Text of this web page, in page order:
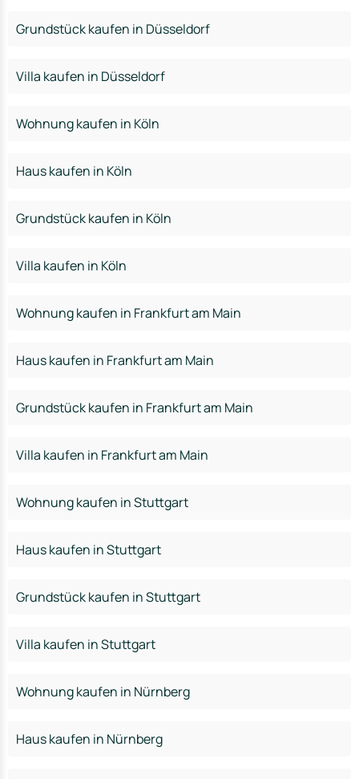
Grundstück kaufen in Düsseldorf
Villa kaufen in Düsseldorf
Wohnung kaufen in Köln
Haus kaufen in Köln
Grundstück kaufen in Köln
Villa kaufen in Köln
Wohnung kaufen in Frankfurt am Main
Haus kaufen in Frankfurt am Main
Grundstück kaufen in Frankfurt am Main
Villa kaufen in Frankfurt am Main
Wohnung kaufen in Stuttgart
Haus kaufen in Stuttgart
Grundstück kaufen in Stuttgart
Villa kaufen in Stuttgart
Wohnung kaufen in Nürnberg
Haus kaufen in Nürnberg